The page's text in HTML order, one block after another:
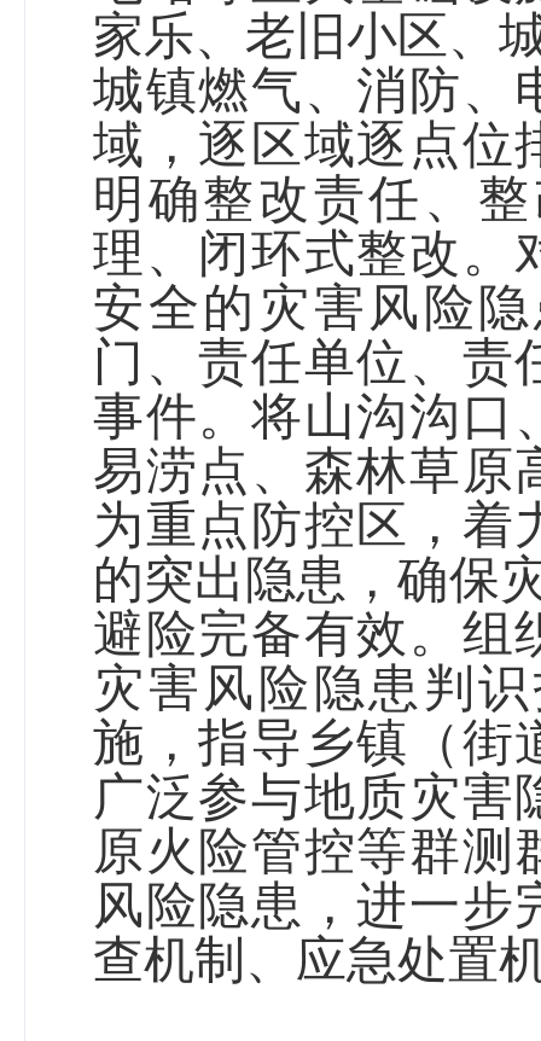
家乐、 老旧小区、
城镇燃气、消防、
域， 逐区域逐点位
明确整改责任、
理、闭环式整改。
安全的灾害风险
门、责任单位、责
事件。将山沟沟口
易涝点、森林草原
为重点防控区，着
的突出隐患，确保
避险完备有效。组
灾害风险隐患判
施，指导乡镇（街
广泛参与地质灾害
原火险管控等群测
风险隐患，进一步
查机制、应急处置